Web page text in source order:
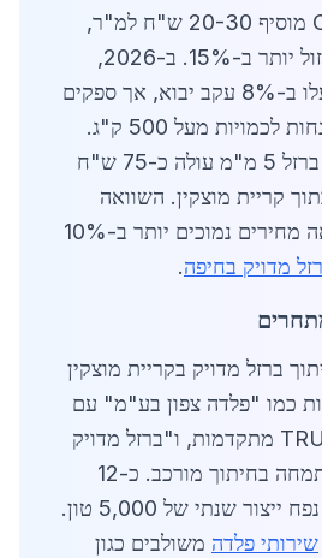
ומעלה. חיתוך CNC מוסיף 20-30 ש"ח למ"ר,
בעוד חיתוך פלזמה זול יותר ב-15%. ב-2026,
עלויות חומרי גלם עלו ב-8% עקב יבוא, אך ספקים
מקומיים מציעים הנחות לכמויות מעל 500 ק"ג.
לדוגמה, חיתוך לוח ברזל 5 מ"מ עולה כ-75 ש"ח
קריית מוצקין. השוואה
לערים סמוכות מראה מחירים נמוכים יותר ב-10%
מדויק בחיפה.
ברזל מדויק בקריית מוצקין
כמו "פלדה צפון בע"מ" עם
מכונות לייזר TRUMPF מתקדמות, ו"ברזל מדויק
קריית מוצקין" שמתמחה בחיתוך מורכב. כ-12
ספקים פעילים, עם נפח ייצור שנתי של 5,000 טון.
שירותי פלדה משולבים כגון